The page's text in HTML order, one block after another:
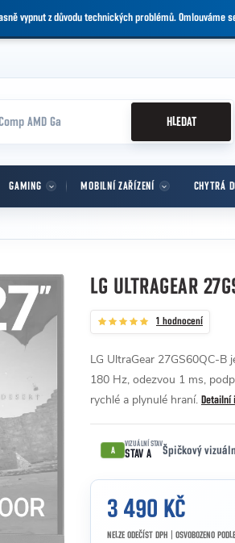
vypnut z důvodu technických problémů. Omlouváme
HLEDAT
GAMING MOBILNÍ ZAŘÍZENÍ CHYTRÁ
LG ULTRAGEAR
1 hodnocení
LG UltraGear 27GS60QC-
180 Hz, odezvou 1 ms,
rychlé a plynulé hraní.
A
VIZUÁLNÍ STAV
STAV A Špičkový
3 490 KČ
NELZE ODEČÍST DPH | OSVOBOZENO